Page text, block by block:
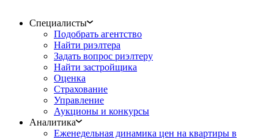
Специалисты
Подобрать агентство
Найти риэлтера
Задать вопрос риэлтеру
Найти застройщика
Оценка
Страхование
Управление
Аукционы и конкурсы
Аналитика
Еженедельная динамика цен на квартиры в